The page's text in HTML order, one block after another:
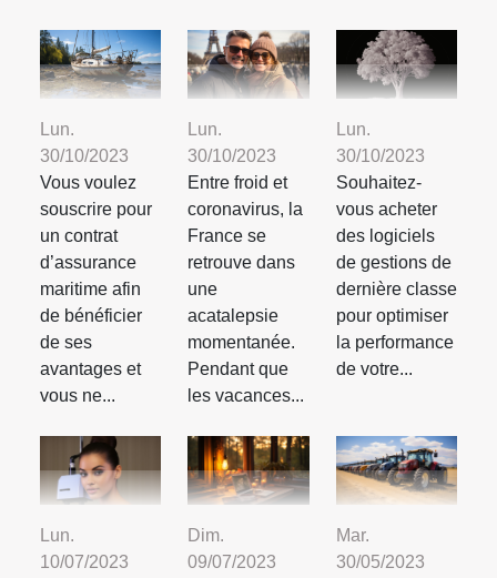
Lun.
30/10/2023
Vous voulez
souscrire pour
un contrat
d’assurance
maritime afin
de bénéficier
de ses
avantages et
vous ne...
Lun.
30/10/2023
Entre froid et
coronavirus, la
France se
retrouve dans
une
acatalepsie
momentanée.
Pendant que
les vacances...
Lun.
30/10/2023
Souhaitez-
vous acheter
des logiciels
de gestions de
dernière classe
pour optimiser
la performance
de votre...
Lun.
10/07/2023
Dim.
09/07/2023
Mar.
30/05/2023